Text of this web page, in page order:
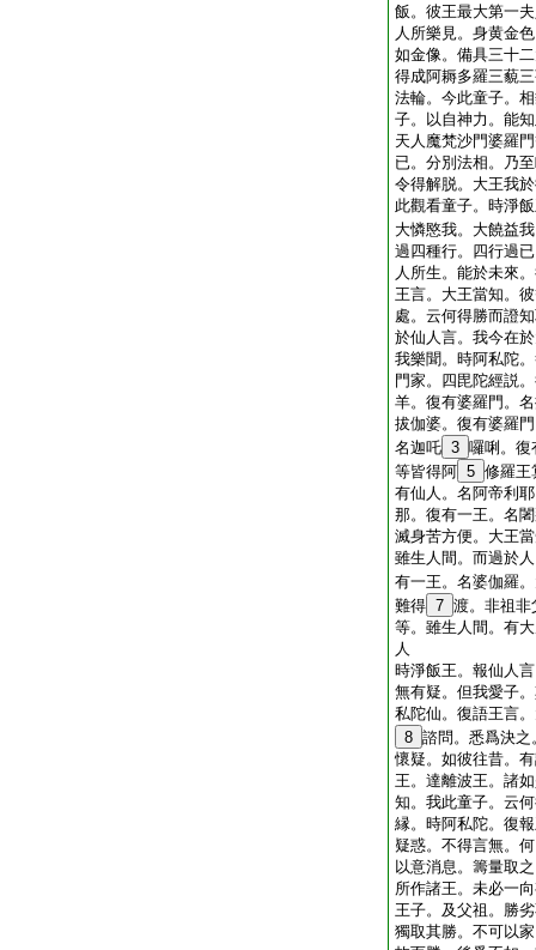
飯。彼王最大第一
人所樂見。身黄金
如金像。備具三十
得成阿耨多羅三藐
法輪。今此童子。
子。以自神力。能
天人魔梵沙門婆羅
已。分別法相。乃
令得解脱。大王我
此觀看童子。時淨
大憐愍我。大饒益
過四種行。四行過
人所生。能於未來
王言。大王當知。
處。云何得勝而證
於仙人言。我今在
我樂聞。時阿私陀
門家。四毘陀經説
羊。復有婆羅門。
拔伽婆。復有婆羅
名迦吒 3 囉唎。復
等皆得阿 5 修羅王
有仙人。名阿帝利
那。復有一王。名
滅身苦方便。大王
雖生人間。而過於
有一王。名婆伽羅
難得 7 渡。非祖非
等。雖生人間。有
人
時淨飯王。報仙人
無有疑。但我愛子
私陀仙。復語王言
8 諮問。悉爲決
懷疑。如彼往昔。
王。達離波王。諸
知。我此童子。云
縁。時阿私陀。復
疑惑。不得言無。
以意消息。籌量取
所作諸王。未必一
王子。及父祖。勝
獨取其勝。不可以